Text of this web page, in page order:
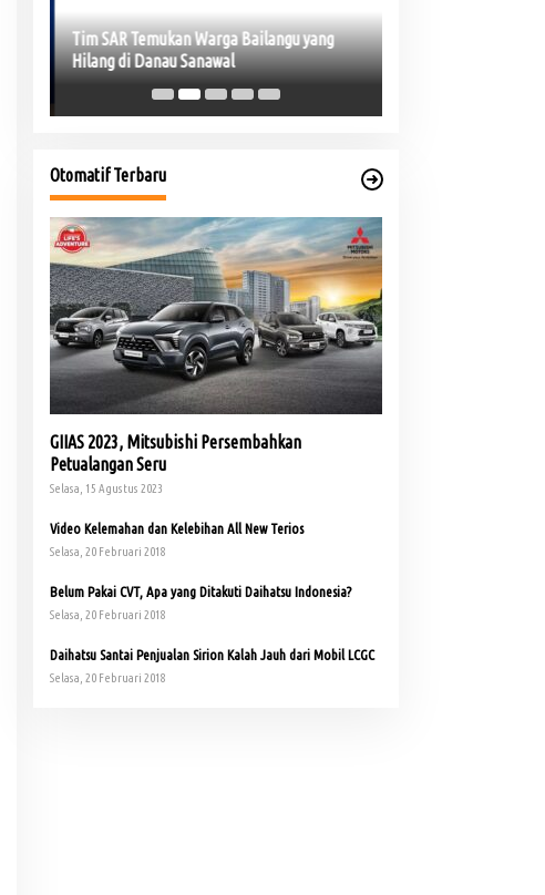
Tim SAR Temukan Warga Bailangu yang
Hilang di Danau Sanawal
Otomatif Terbaru
GIIAS 2023, Mitsubishi Persembahkan
Petualangan Seru
Selasa, 15 Agustus 2023
Video Kelemahan dan Kelebihan All New Terios
Selasa, 20 Februari 2018
Belum Pakai CVT, Apa yang Ditakuti Daihatsu Indonesia?
Selasa, 20 Februari 2018
Daihatsu Santai Penjualan Sirion Kalah Jauh dari Mobil LCGC
Selasa, 20 Februari 2018